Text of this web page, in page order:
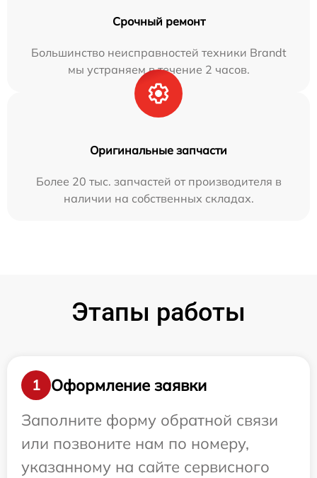
Срочный ремонт
Большинство неисправностей техники Brandt
мы устраняем в течение 2 часов.
Оригинальные запчасти
Более 20 тыс. запчастей от производителя в
наличии на собственных складах.
Этапы работы
1
Оформление заявки
Заполните форму обратной связи
или позвоните нам по номеру,
указанному на сайте сервисного